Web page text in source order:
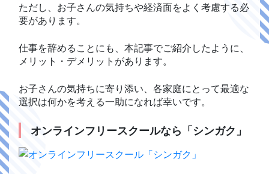
ただし、お子さんの気持ちや経済面をよく考慮する必
要があります。
仕事を辞めることにも、本記事でご紹介したように、
メリット・デメリットがあります。
お子さんの気持ちに寄り添い、各家庭にとって最適な
選択は何かを考える一助になれば幸いです。
オンラインフリースクールなら「シンガク」